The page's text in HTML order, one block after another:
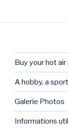
Buy your hot air
A hobby, a
Galerie Photos
Informations